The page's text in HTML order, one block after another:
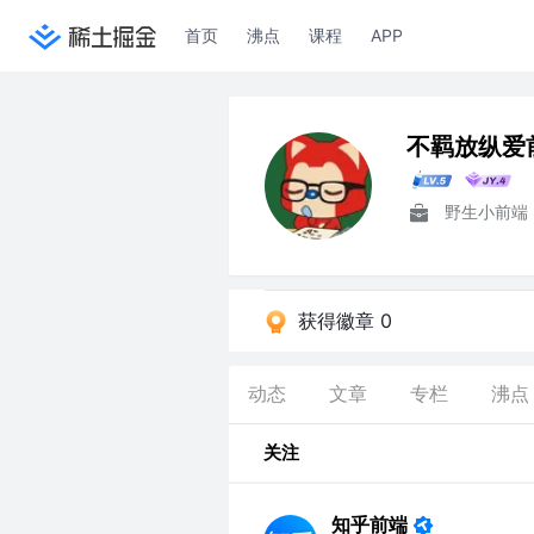
首页 沸点 课程 APP
不羁放纵爱
野生小前端
获得徽章 0
动态 文章 专栏 沸点
关注
知乎前端